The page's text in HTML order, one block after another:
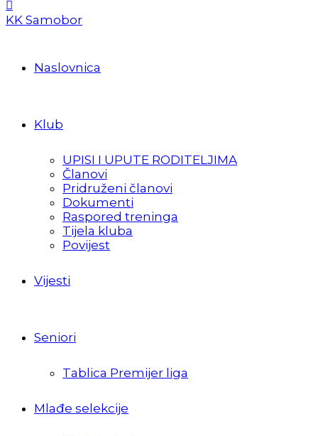
KK Samobor
Naslovnica
Klub
UPISI I UPUTE RODITELJIMA
Članovi
Pridruženi članovi
Dokumenti
Raspored treninga
Tijela kluba
Povijest
Vijesti
Seniori
Tablica Premijer liga
Mlađe selekcije